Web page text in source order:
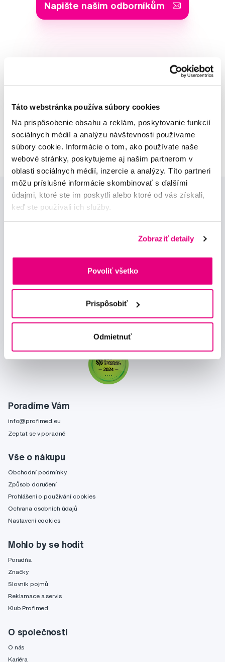
Táto webstránka používa súbory cookies
Na prispôsobenie obsahu a reklám, poskytovanie funkcií
sociálnych médií a analýzu návštevnosti používame
súbory cookie. Informácie o tom, ako používate naše
webové stránky, poskytujeme aj našim partnerom v
oblasti sociálnych médií, inzercie a analýzy. Títo partneri
môžu príslušné informácie skombinovať s ďalšími
údajmi, ktoré ste im poskytli alebo ktoré od vás získali,
keď ste používali ich služby.
Zobraziť detaily
Povoliť všetko
Prispôsobiť
Odmietnuť
Napište našim odborníkům
Lucie Vokůrková
odborná konzultácia dentálnej
starostlivosti
Poradíme Vám
info@profimed.eu
Zeptat se v poradně
Vše o nákupu
Obchodní podmínky
Způsob doručení
Prohlášení o používání cookies
Ochrana osobních údajů
Nastavení cookies
Mohlo by se hodit
Poradňa
Značky
Slovník pojmů
Reklamace a servis
Klub Profimed
O společnosti
O nás
Kariéra
Odebírat
Chci dostávat informace o novinkách a akčních nabídkách